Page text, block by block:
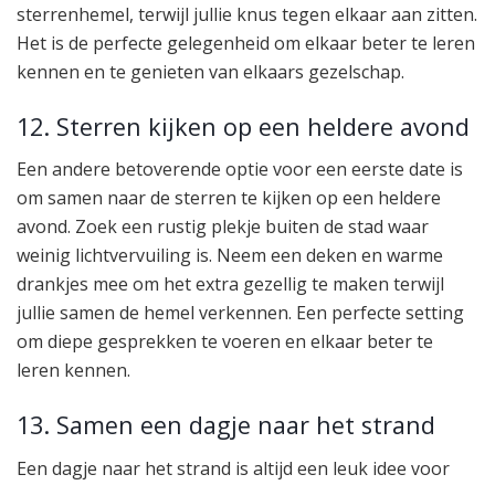
sterrenhemel, terwijl jullie knus tegen elkaar aan zitten.
Het is de perfecte gelegenheid om elkaar beter te leren
kennen en te genieten van elkaars gezelschap.
12. Sterren kijken op een heldere avond
Een andere betoverende optie voor een eerste date is
om samen naar de sterren te kijken op een heldere
avond. Zoek een rustig plekje buiten de stad waar
weinig lichtvervuiling is. Neem een deken en warme
drankjes mee om het extra gezellig te maken terwijl
jullie samen de hemel verkennen. Een perfecte setting
om diepe gesprekken te voeren en elkaar beter te
leren kennen.
13. Samen een dagje naar het strand
Een dagje naar het strand is altijd een leuk idee voor